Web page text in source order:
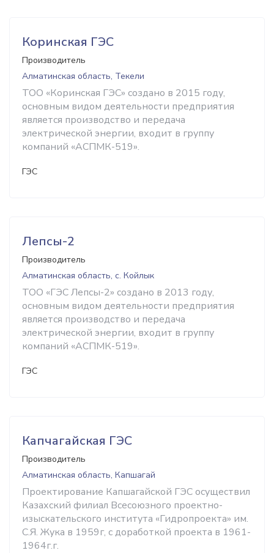
Коринская ГЭС
Производитель
Алматинская область, Текели
ТОО «Коринская ГЭС» создано в 2015 году,
основным видом деятельности предприятия
является производство и передача
электрической энергии, входит в группу
компаний «АСПМК-519».
ГЭС
Лепсы-2
Производитель
Алматинская область, с. Койлык
ТОО «ГЭС Лепсы-2» создано в 2013 году,
основным видом деятельности предприятия
является производство и передача
электрической энергии, входит в группу
компаний «АСПМК-519».
ГЭС
Капчагайская ГЭС
Производитель
Алматинская область, Капшагай
Проектирование Капшагайской ГЭС осуществил
Казахский филиал Всесоюзного проектно-
изыскательского института «Гидропроекта» им.
С.Я. Жука в 1959г, с доработкой проекта в 1961-
1964г.г.